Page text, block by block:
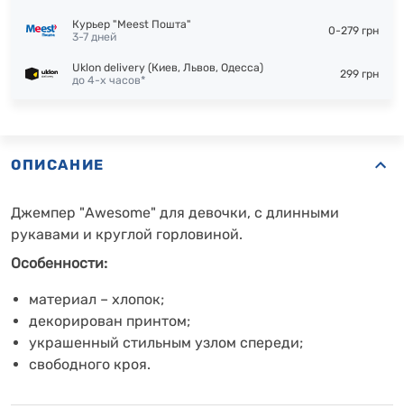
Курьер "Meest Пошта"
3-7 дней
0-279 грн
Uklon delivery (Киев, Львов, Одесса)
до 4-х часов*
299 грн
ОПИСАНИЕ
Джемпер "Awesome" для девочки, с длинными
рукавами и круглой горловиной.
Особенности:
материал – хлопок;
декорирован принтом;
украшенный стильным узлом спереди;
свободного кроя.